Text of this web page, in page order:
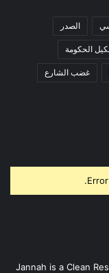
الصدر
الحكومة
غضب الشارع
Jannah is a Clean